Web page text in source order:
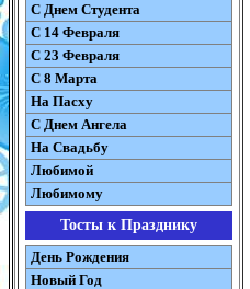
C Днем Студента
С 14 Февраля
С 23 Февраля
С 8 Марта
На Пасху
C Днем Ангела
На Свадьбу
Любимой
Любимому
Тосты к Празднику
День Рождения
Новый Год